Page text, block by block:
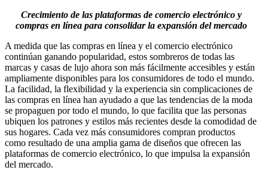
Crecimiento de las plataformas de comercio electrónico y
compras en línea para consolidar la expansión del mercado
A medida que las compras en línea y el comercio electrónico
continúan ganando popularidad, estos sombreros de todas las
marcas y casas de lujo ahora son más fácilmente accesibles y están
ampliamente disponibles para los consumidores de todo el mundo.
La facilidad, la flexibilidad y la experiencia sin complicaciones de
las compras en línea han ayudado a que las tendencias de la moda
se propaguen por todo el mundo, lo que facilita que las personas
ubiquen los patrones y estilos más recientes desde la comodidad de
sus hogares. Cada vez más consumidores compran productos
como resultado de una amplia gama de diseños que ofrecen las
plataformas de comercio electrónico, lo que impulsa la expansión
del mercado.